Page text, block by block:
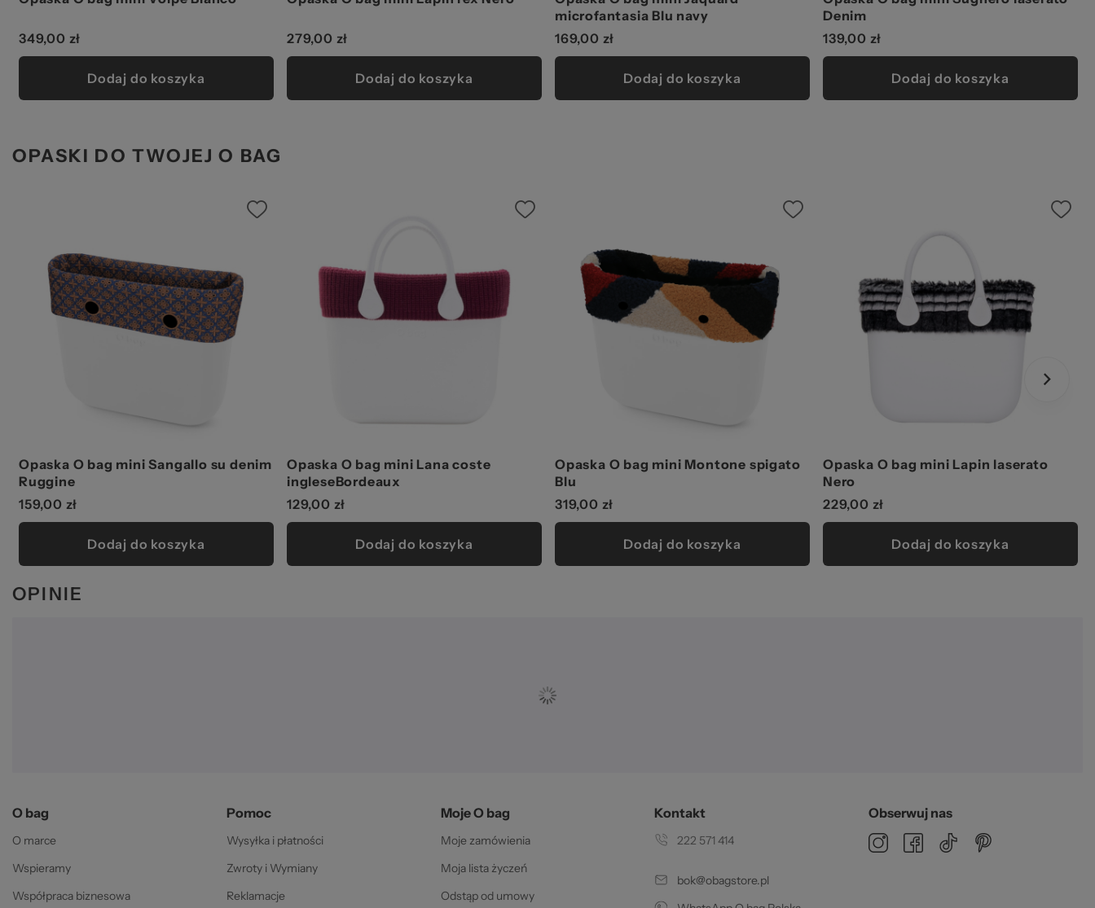
349,00 zł
Dodaj do koszyka
279,00 zł
Dodaj do koszyka
microfantasia Blu navy
169,00 zł
Dodaj do koszyka
Denim
139,00 zł
Dodaj do koszyka
OPASKI DO TWOJEJ O BAG
Opaska O bag mini Sangallo su denim
Ruggine
159,00 zł
Dodaj do koszyka
Opaska O bag mini Lana coste
ingleseBordeaux
129,00 zł
Dodaj do koszyka
Opaska O bag mini Montone spigato
Blu
319,00 zł
Dodaj do koszyka
Opaska O bag mini Lapin laserato
Nero
229,00 zł
Dodaj do koszyka
OPINIE
O bag
O marce
Wspieramy
Współpraca biznesowa
Pomoc
Wysyłka i płatności
Zwroty i Wymiany
Reklamacje
Moje O bag
Moje zamówienia
Moja lista życzeń
Odstąp od umowy
Kontakt
222 571 414
bok@obagstore.pl
Obserwuj nas